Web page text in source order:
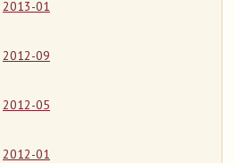
2013-01
2012-09
2012-05
2012-01